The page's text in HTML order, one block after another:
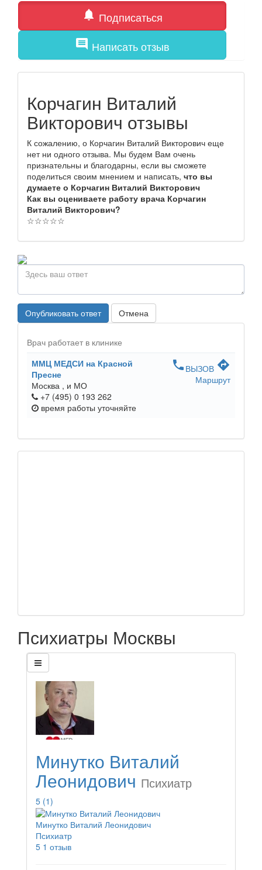
notifications Подписаться
comment Написать отзыв
Корчагин Виталий
Викторович отзывы
К сожалению, о Корчагин Виталий Викторович еще
нет ни одного отзыва. Мы будем Вам очень
признательны и благодарны, если вы сможете
поделиться своим мнением и написать, что вы
думаете о Корчагин Виталий Викторович
Как вы оцениваете работу врача Корчагин
Виталий Викторович?
☆☆☆☆☆
Опубликовать ответ Отмена
Врач работает в клинике
ММЦ МЕДСИ на Красной
Пресне
Москва , и МО
+7 (495) 0 193 262
время работы уточняйте
phone ВЫЗОВ directions
Маршрут
Психиатры Москвы
Минутко Виталий
Леонидович Психиатр
5 (1)
Минутко Виталий Леонидович
Психиатр
5 1 отзыв